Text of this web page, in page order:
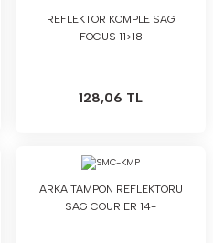
REFLEKTOR KOMPLE SAG
FOCUS 11>18
128,06 TL
ARKA TAMPON REFLEKTORU
SAG COURIER 14-